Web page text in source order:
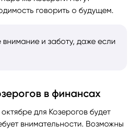
говорить о будущем.
и заботу, даже если
в финансах
для Козерогов будет
внимательности. Возможны